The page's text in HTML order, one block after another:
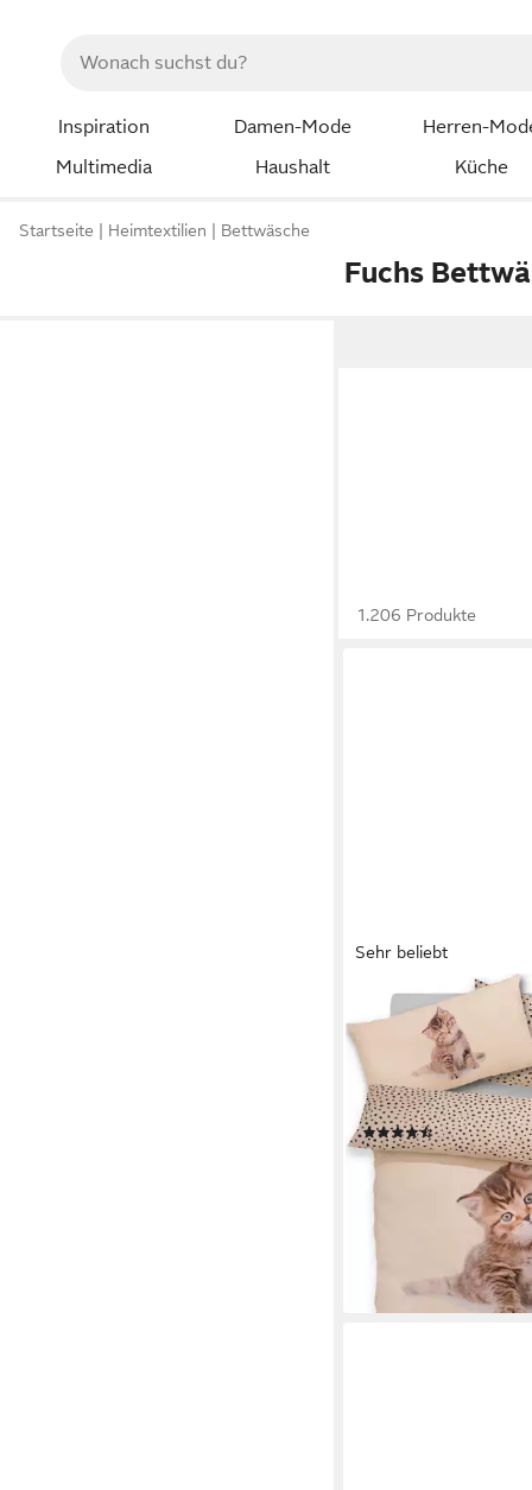
Inspiration Damen-Mode Herren-
Multimedia
Haushalt Küche
Startseite Heimtextilien Bettwäsche
Fuchs
1.206 Produkte
Sehr beliebt
OTTO HOME
Bettwäsche Lyki,
ab Größe 135x200
Polyester, Katze,
Pinguin
(59)
ab 15,49 € UVP29,99 €
-48%
lieferbar - in 1-2